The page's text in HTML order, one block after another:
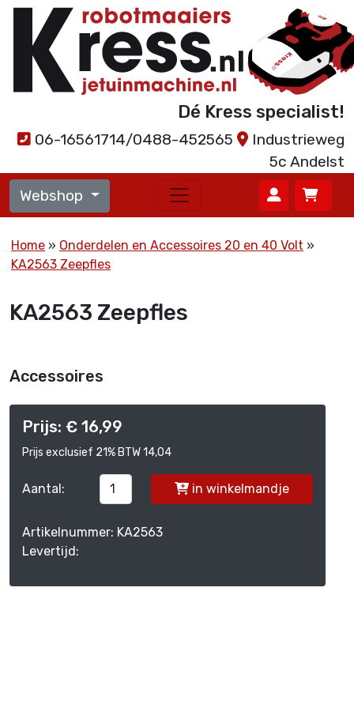
Dé Kress specialist!
06-16561714/0488-452565
Industrieweg
5c Andelst
Webshop
Home
Onderdelen en Accessoires 20 en 40 Volt
KA2563 Zeepfles
KA2563 Zeepfles
Accessoires
Prijs: € 16,99
Prijs exclusief 21% BTW 14,04
Aantal: in winkelmandje
Artikelnummer: KA2563
Levertijd: